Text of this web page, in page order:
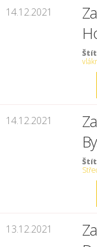
14.12.2021
14.12.2021
13.12.2021